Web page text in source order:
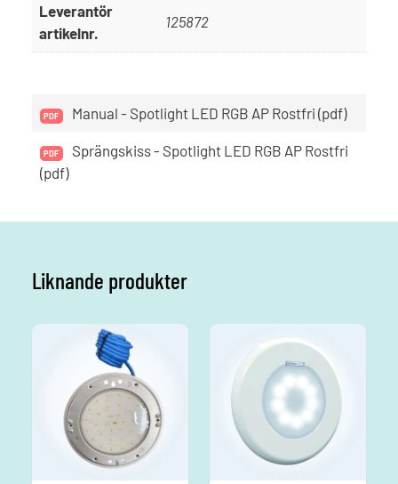
Leverantör
artikelnr.
125872
Manual - Spotlight LED RGB AP Rostfri (pdf)
Sprängskiss - Spotlight LED RGB AP Rostfri
(pdf)
Liknande produkter